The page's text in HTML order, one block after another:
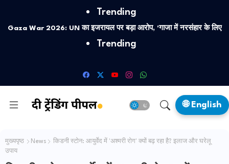
Trending
Gaza War 2026: UN का इजरायल पर बड़ा आरोप, 'गाजा में नरसंहार के लिए
बच्चों को जानबूझकर बना रहे निशाना'
Trending
🌐 English
मुख्यपृष्ठ News
किडनी स्टोन: आयुर्वेद में 'अश्मरी रोग' क्यों बढ़ रहा है? इलाज और घरेलू
उपाय